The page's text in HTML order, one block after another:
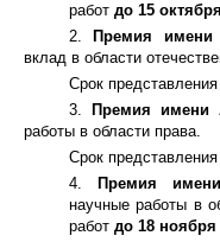
работ до 15
2.
Премия имени
вклад в области
Срок представления
3.
Премия имени
работы в области права.
Срок представления
4.
Премия
научные работы в
работ до 18 ноября